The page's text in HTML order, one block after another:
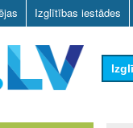
Izglītības iestādes